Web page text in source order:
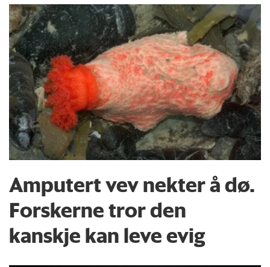
Amputert vev nekter å dø.
Forskerne tror den
kanskje kan leve evig